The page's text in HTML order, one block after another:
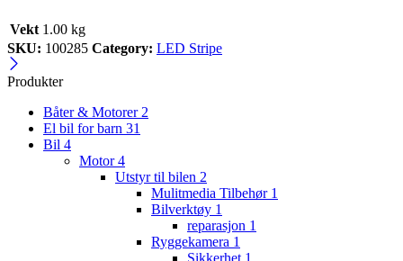
Vekt 1.00 kg
SKU: 100285 Category: LED Stripe
Produkter
Båter & Motorer 2
El bil for barn 31
Bil 4
Motor4
Utstyr til bilen 2
Mulitmedia Tilbehør 1
Bilverktøy 1
reparasjon 1
Ryggekamera 1